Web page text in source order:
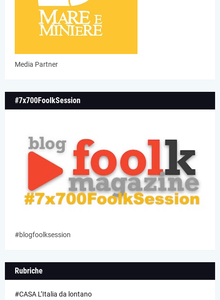
Media Partner
#7x700FoolkSession
#blogfoolksession
Rubriche
#CASA L’Italia da lontano